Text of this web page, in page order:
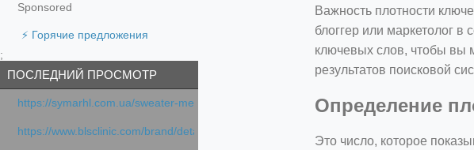
Sponsored
⚡ Горячие предложения
;
ПОСЛЕДНИЙ ПРОСМОТР
https://symarhl.com.ua/sweater-merino-crew-neck-navy-blue/
https://www.blsclinic.com/brand/detail.php
Важность плотности
блоггер или маркетолог
ключевых слов, чтобы вы
результатов поисковой
Определение
Это число, которое